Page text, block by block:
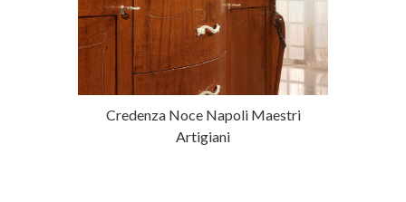
Credenza Noce Napoli Maestri
Artigiani